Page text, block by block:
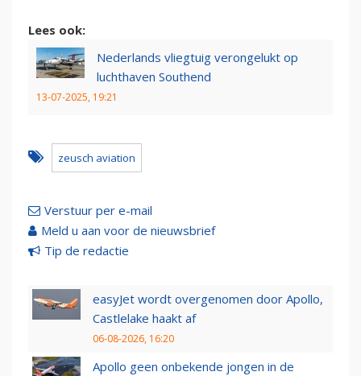
Lees ook:
Nederlands vliegtuig verongelukt op
luchthaven Southend
13-07-2025, 19:21
zeusch aviation
Verstuur per e-mail
Meld u aan voor de nieuwsbrief
Tip de redactie
easyJet wordt overgenomen door Apollo,
Castlelake haakt af
06-08-2026, 16:20
Apollo geen onbekende jongen in de